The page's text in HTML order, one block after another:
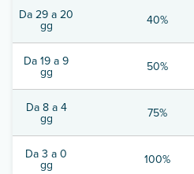
Da 29 a 20
gg 40%
Da 19 a 9
gg 50%
Da 8 a 4
gg 75%
Da 3 a 0
gg 100%